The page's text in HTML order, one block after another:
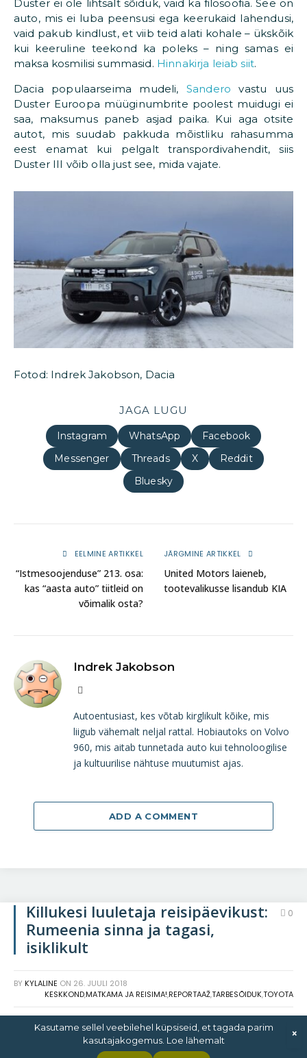
Duster ei ole lihtsalt sõiduk, vaid ka filosoofia. See on
auto, mis ei luba peensusi ega keerukaid lahendusi,
vaid pakub kindlust, et viib teid alati kohale – ükskõik
kui keeruline teekond ka poleks – ning samas ei
maksa kosmilisi summasid. Hinnakirja leiab siit.
Dacia populaarseima mudeli, Sandero vastu uus
Duster Euroopa müüginumbrite poolest muidugi ei
saa, maksumus paneb asjad paika. Kui aga otsite
autot, mis suudab pakkuda mõistliku rahasumma
eest enamat kui pelgalt transpordivahendit, siis
Duster III võib olla just see, mida vajate.
Fotod: Indrek Jakobson, Dacia
JAGA LUGU
Instagram WhatsApp
Facebook
Messenger
Threads X
Reddit
Bluesky
EELMINE ARTIKKEL
“Istmesoojenduse” 213. osa:
kas “aasta auto” tiitleid on
võimalik osta?
JÄRGMINE ARTIKKEL
United Motors laieneb,
tootevalikusse lisandub KIA
Indrek Jakobson
Autoentusiast, kes võtab kirglikult kõike, mis
liigub vähemalt neljal rattal. Hobiautoks on Volvo
960, mis aitab tunnetada auto kui tehnoloogilise
ja kultuurilise nähtuse muutumist ajas.
ADD A COMMENT
Killukesi luuletaja reisipäevikust:
Rumeenia sinna ja tagasi,
isiklikult
0
BY KYLALINE ON 26. JUULI 2018
KESKKOND,MATKAMA JA REISIMA!,REPORTAAŽ,TARBESÕIDUK,TOYOTA
Kasutame sellel veebilehel küpsiseid, et tagada parim
kasutajakogemus. Loe lähemalt
×